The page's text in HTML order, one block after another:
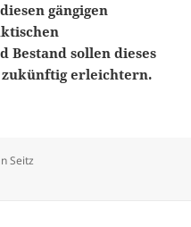
gängigen
Bestand sollen dieses
erleichtern.
eines hausinternen
Seitz
2.0 – Erstellung eines